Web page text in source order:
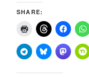
SHARE: